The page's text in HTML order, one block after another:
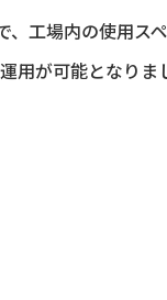
工場内の使用ス
用が可能となりま